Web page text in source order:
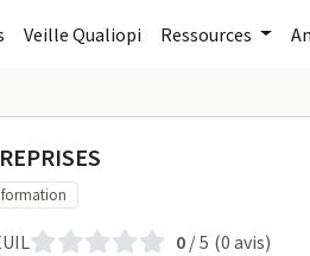
Veille Qualiopi Ressources
formation
0 / 5 (0 avis)